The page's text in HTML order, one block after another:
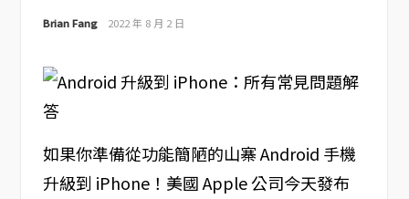
Brian Fang 2022 年 8 月 2 日
如果你準備從功能簡陋的山寨 Android 手機
升級到 iPhone！美國 Apple 公司今天發布